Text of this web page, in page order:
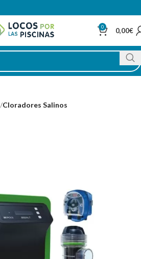
0 0,00€
Cloradores Salinos